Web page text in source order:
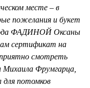
месте – в
пожелания и букет
ФАДИНОЙ Оксаны
сертификат на
смотреть
Фрумгарца,
для потомков